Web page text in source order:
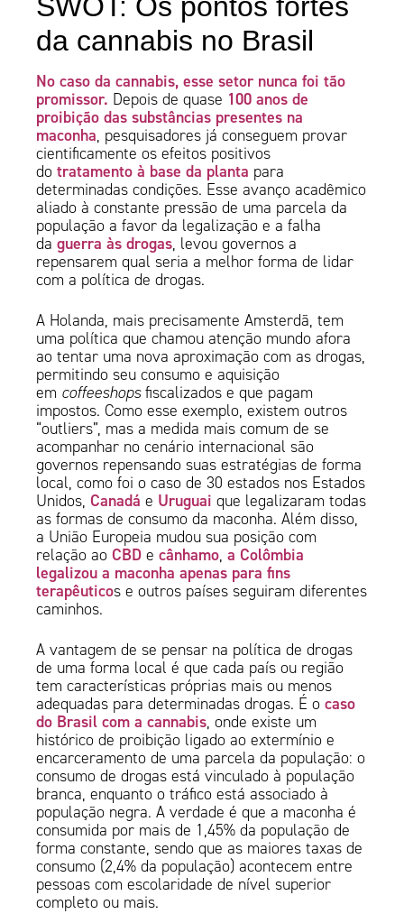
SWOT: Os pontos fortes
da cannabis no Brasil
No caso da cannabis, esse setor nunca foi tão
promissor. Depois de quase 100 anos de
proibição das substâncias presentes na
maconha, pesquisadores já conseguem provar
cientificamente os efeitos positivos
do tratamento à base da planta para
determinadas condições. Esse avanço acadêmico
aliado à constante pressão de uma parcela da
população a favor da legalização e a falha
daguerra às drogas, levou governos a
repensarem qual seria a melhor forma de lidar
com a política de drogas.
A Holanda, mais precisamente Amsterdã, tem
uma política que chamou atenção mundo afora
ao tentar uma nova aproximação com as drogas,
permitindo seu consumo e aquisição
em coffeeshopsfiscalizados e que pagam
impostos. Como esse exemplo, existem outros
“outliers”, mas a medida mais comum de se
acompanhar no cenário internacional são
governos repensando suas estratégias de forma
local, como foi o caso de 30 estados nos Estados
Unidos,Canadá e Uruguai que legalizaram todas
as formas de consumo da maconha. Além disso,
a União Europeia mudou sua posição com
relação aoCBD ecânhamo,a Colômbia
legalizou a maconha apenas para fins
terapêuticos e outros países seguiram diferentes
caminhos.
A vantagem de se pensar na política de drogas
de uma forma local é que cada país ou região
tem características próprias mais ou menos
adequadas para determinadas drogas. É o caso
do Brasil com a cannabis, onde existe um
histórico de proibição ligado ao extermínio e
encarceramento de uma parcela da população: o
consumo de drogas está vinculado à população
branca, enquanto o tráfico está associado à
população negra. A verdade é que a maconha é
consumida por mais de 1,45% da população de
forma constante, sendo que as maiores taxas de
consumo (2,4% da população) acontecem entre
pessoas com escolaridade de nível superior
completo ou mais.